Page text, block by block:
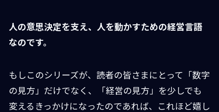
人の意思決定を支え、人を動かすための経営言語
なのです。
もしこのシリーズが、読者の皆さまにとって「数字
の見方」だけでなく、「経営の見方」を少しでも
変えるきっかけになったのであれば、これほど嬉し